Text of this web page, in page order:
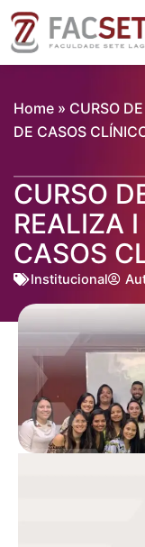
para
Home » CURSO
DE CASOS
CURSO
REALIZA
CASOS
Institucional